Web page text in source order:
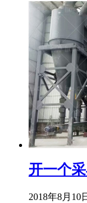
开一个
2018年8月